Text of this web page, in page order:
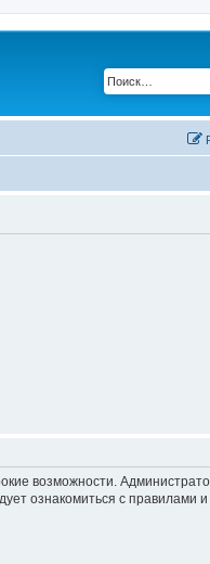
возможности.
ознакомиться с правилами